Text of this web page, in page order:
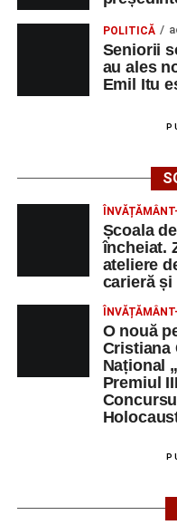
„O mare familie, o
un mod de a lua o
informatic, mediatic și
apoi în viața noastră,
sunt vitale.”
(Prof. Ciura
Privind spre ediția
În încheierea
ediției din 2027,
educație. După trei
didactică, dinamica
deciziilor, comunitatea
să revină la întrebările
stau la baza
„Sinaxa
POLITICĂ
Seniorii
au ales
Emil Itu
Școala
încheiat.
ateliere
carieră
O nouă
Cristiana
Național
Premiul